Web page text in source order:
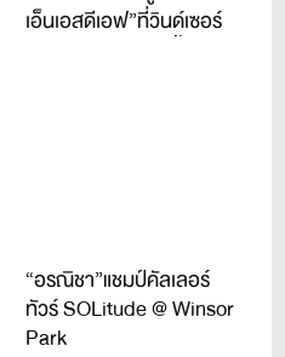
เอ็นเอสดีเอฟ”ที่วินด์เซอร์
“อรณิชา”แชมป์คัลเลอร์
ทัวร์ SOLitude @ Winsor
Park